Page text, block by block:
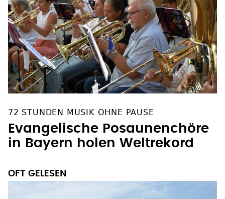
Evangelische Posaunenchöre
in Bayern holen Weltrekord